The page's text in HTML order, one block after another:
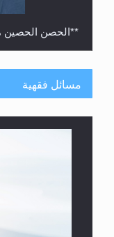
**الحصن الحصين
مسائل فقهية